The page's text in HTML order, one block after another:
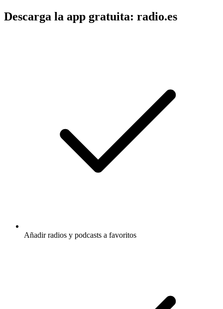
Descarga la app gratuita: radio.es
Añadir radios y podcasts a favoritos